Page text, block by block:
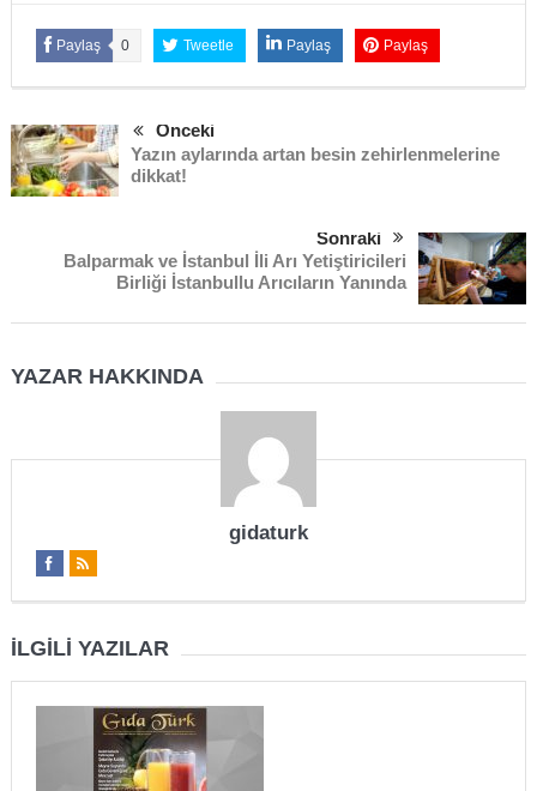
Paylaş 0 Tweetle Paylaş Paylaş
Önceki
Yazın aylarında artan besin zehirlenmelerine
dikkat!
Sonraki
Balparmak ve İstanbul İli Arı Yetiştiricileri
Birliği İstanbullu Arıcıların Yanında
YAZAR HAKKINDA
gidaturk
İLGILI YAZILAR